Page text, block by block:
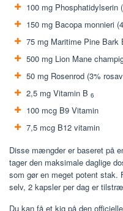
100 mg Phosphatidylserin
150 mg Bacopa monnieri
75 mg Maritime Pine Bark
500 mg Lion Mane
50 mg Rosenrod (3%
2,5 mg Vitamin B 6
100 mcg B9 Vitamin
7,5 mcg B12 vitamin
Disse mængder er baseret på
tager den maksimale daglige
som gør en meget potent stak.
selv, 2 kapsler per dag er
Du kan få et kig på den officielle